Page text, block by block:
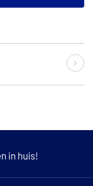
in huis!